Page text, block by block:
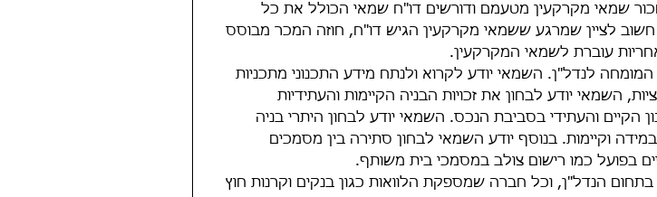
שמאי מקרקעין מטעמם ודורשים דו"ח שמאי הכולל את כל
לציין שמרגע ששמאי מקרקעין הגיש דו"ח, חוזה המכר מבוסס
עוברת לשמאי המקרקעין.
לנדל"ן. השמאי יודע לקרוא ולנתח מידע התכנוני מתכניות
השמאי יודע לבחון את זכויות הבניה הקיימות והעתידיות
הקיים והעתידי בסביבת הנכס. השמאי יודע לבחון היתרי בניה
במידה וקיימות. בנוסף יודע השמאי לבחון סתירה בין מסמכים
בפועל כמו רישום צולב במסמכי בית משותף.
הנדל"ן, וכל חברה שמספקת הלוואות כגון בנקים וקרנות חוץ